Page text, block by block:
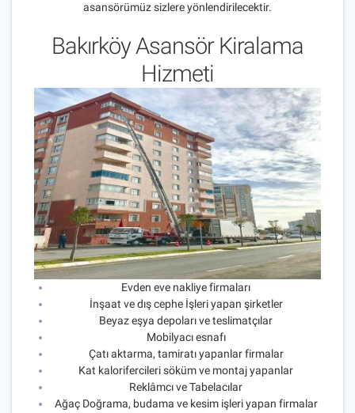
asansörümüz sizlere yönlendirilecektir.
Bakırköy Asansör Kiralama
Hizmeti
Evden eve nakliye firmaları
İnşaat ve dış cephe İşleri yapan şirketler
Beyaz eşya depoları ve teslimatçılar
Mobilyacı esnafı
Çatı aktarma, tamiratı yapanlar firmalar
Kat kalorifercileri söküm ve montaj yapanlar
Reklâmcı ve Tabelacılar
Ağaç Doğrama, budama ve kesim işleri yapan firmalar